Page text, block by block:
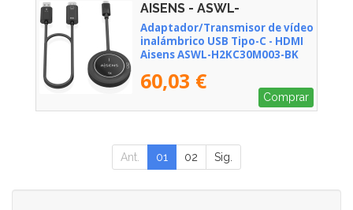
AISENS - ASWL-
H2KC30M003-BK
Adaptador/Transmisor de vídeo
inalámbrico USB Tipo-C - HDMI
Aisens ASWL-H2KC30M003-BK
60,03 €
Comprar
Ant. 01 02 Sig.